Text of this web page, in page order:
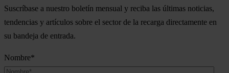
Suscríbase a nuestro boletín mensual y reciba las últimas noticias,
tendencias y artículos sobre el sector de la recarga directamente en
su bandeja de entrada.
Nombre*